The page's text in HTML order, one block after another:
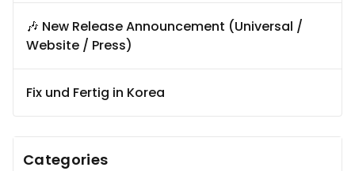
🎶 New Release Announcement (Universal /
Website / Press)
Fix und Fertig in Korea
Categories